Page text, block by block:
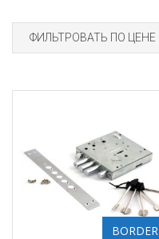
ФИЛЬТРОВАТЬ ПО ЦЕНЕ
BORDER